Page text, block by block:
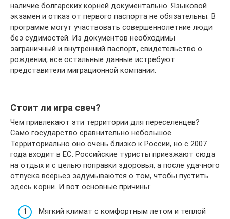
наличие болгарских корней документально. Языковой
экзамен и отказ от первого паспорта не обязательны. В
программе могут участвовать совершеннолетние люди
без судимостей. Из документов необходимы
заграничный и внутренний паспорт, свидетельство о
рождении, все остальные данные истребуют
представители миграционной компании.
Стоит ли игра свеч?
Чем привлекают эти территории для переселенцев?
Само государство сравнительно небольшое.
Территориально оно очень близко к России, но с 2007
года входит в ЕС. Российские туристы приезжают сюда
на отдых и с целью поправки здоровья, а после удачного
отпуска всерьез задумываются о том, чтобы пустить
здесь корни. И вот основные причины:
Мягкий климат с комфортным летом и теплой